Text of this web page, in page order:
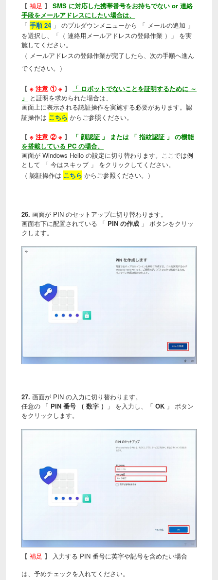
【 補足 】 SMS に対応した携帯番号をお持ちでない or 連絡
手段をメールアドレスにしたい場合は、
「 手順 24 」 のプルダウンメニューから 「 メールの追加 」
を選択し、「（ 連絡用メールアドレスの登録作業 ）」 を実
施してください。
（ メールアドレスの登録作業が完了したら、次の手順へ進ん
でください。）
【 ※ 注意 ① ※ 】
「 ロボットでないことを証明するために ～
」
と証明を求められた場合は、
画面上に表示される認証操作を実施する必要があります。認
証操作は こちら からご参照ください。
【 ※ 注意 ② ※ 】
「 顔認証 」 または 「 指紋認証 」 の機能
を搭載している PC の場合、
画面が Windows Hello の設定に切り替わります。ここでは例
として 「 今はスキップ 」 をクリックしてください。
（ 認証操作は こちら からご参照ください。）
26. 画面が PIN のセットアップに切り替わります。
画面右下に配置されている 「 PIN の作成 」 ボタンをクリッ
クします。
27. 画面が PIN の入力に切り替わります。
任意の 「 PIN 番号 （ 数字 ） 」 を入力し、「 OK 」 ボタン
をクリックします。
【 補足 】 入力する PIN 番号に英字や記号を含めたい場合
は、予めチェックを入れてください。